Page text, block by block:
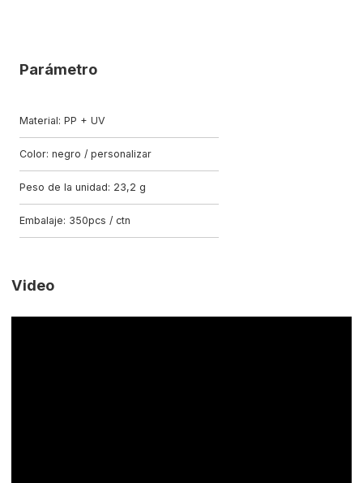
Parámetro
Material: PP + UV
Color: negro / personalizar
Peso de la unidad: 23,2 g
Embalaje: 350pcs / ctn
Video